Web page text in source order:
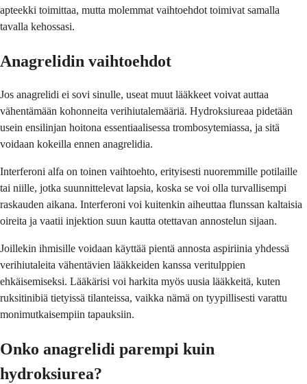
apteekki toimittaa, mutta molemmat vaihtoehdot toimivat samalla
tavalla kehossasi.
Anagrelidin vaihtoehdot
Jos anagrelidi ei sovi sinulle, useat muut lääkkeet voivat auttaa
vähentämään kohonneita verihiutalemääriä. Hydroksiureaa pidetään
usein ensilinjan hoitona essentiaalisessa trombosytemiassa, ja sitä
voidaan kokeilla ennen anagrelidia.
Interferoni alfa on toinen vaihtoehto, erityisesti nuoremmille potilaille
tai niille, jotka suunnittelevat lapsia, koska se voi olla turvallisempi
raskauden aikana. Interferoni voi kuitenkin aiheuttaa flunssan kaltaisia
oireita ja vaatii injektion suun kautta otettavan annostelun sijaan.
Joillekin ihmisille voidaan käyttää pientä annosta aspiriinia yhdessä
verihiutaleita vähentävien lääkkeiden kanssa veritulppien
ehkäisemiseksi. Lääkärisi voi harkita myös uusia lääkkeitä, kuten
ruksitinibiä tietyissä tilanteissa, vaikka nämä on tyypillisesti varattu
monimutkaisempiin tapauksiin.
Onko anagrelidi parempi kuin
hydroksiurea?